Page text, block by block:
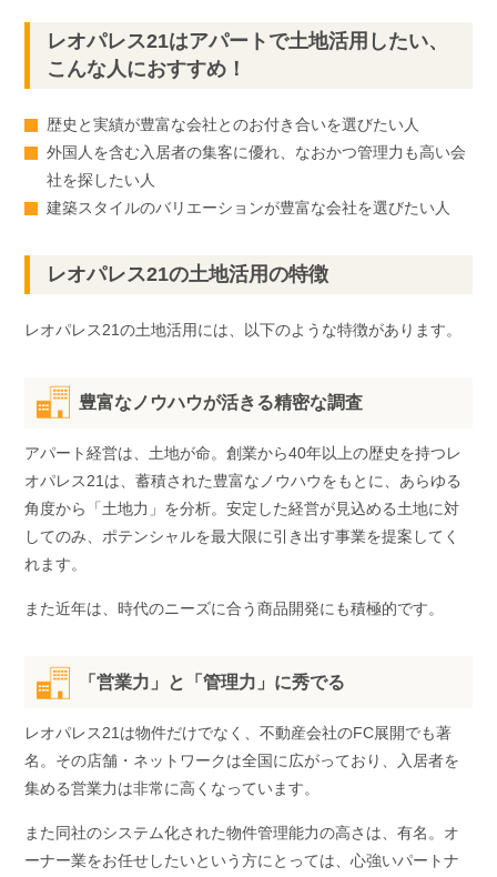
レオパレス21はアパートで土地活用したい、
こんな人におすすめ！
歴史と実績が豊富な会社とのお付き合いを選びたい人
外国人を含む入居者の集客に優れ、なおかつ管理力も高い会
社を探したい人
建築スタイルのバリエーションが豊富な会社を選びたい人
レオパレス21の土地活用の特徴
レオパレス21の土地活用には、以下のような特徴があります。
豊富なノウハウが活きる精密な調査
アパート経営は、土地が命。創業から40年以上の歴史を持つレ
オパレス21は、蓄積された豊富なノウハウをもとに、あらゆる
角度から「土地力」を分析。安定した経営が見込める土地に対
してのみ、ポテンシャルを最大限に引き出す事業を提案してく
れます。
また近年は、時代のニーズに合う商品開発にも積極的です。
「営業力」と「管理力」に秀でる
レオパレス21は物件だけでなく、不動産会社のFC展開でも著
名。その店舗・ネットワークは全国に広がっており、入居者を
集める営業力は非常に高くなっています。
また同社のシステム化された物件管理能力の高さは、有名。オ
ーナー業をお任せしたいという方にとっては、心強いパートナ